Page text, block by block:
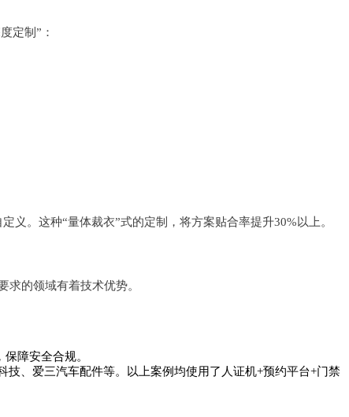
定制”：
。这种“量体裁衣”式的定制，将方案贴合率提升30%以上。
的领域有着技术优势。
保障安全合规。
、爱三汽车配件等。以上案例均使用了人证机+预约平台+门禁